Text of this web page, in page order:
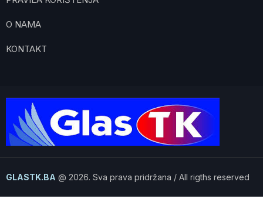
O NAMA
KONTAKT
GLASTK.BA @ 2026. Sva prava pridržana / All rigths reserved